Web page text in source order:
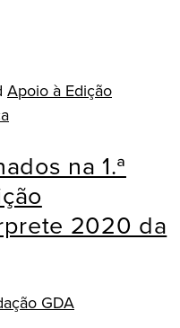
Apoio à Edição
na 1.ª
2020 da
GDA